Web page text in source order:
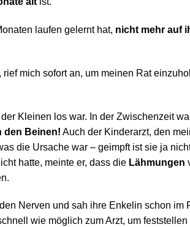
laufen gelernt hat, nicht mehr auf
rief mich sofort an, um meinen Rat
Kleinen los war. In der Zwischenzeit
den Beinen! Auch der Kinderarzt, den
die Ursache war – geimpft ist sie ja
hatte, meinte er, dass die Lähmungen
Nerven und sah ihre Enkelin schon im
wie möglich zum Arzt, um